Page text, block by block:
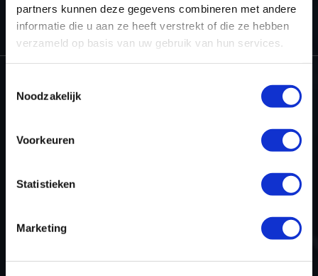
partners kunnen deze gegevens combineren met andere
informatie die u aan ze heeft verstrekt of die ze hebben
verzameld op basis van uw gebruik van hun services.
Noodzakelijk
Voorkeuren
Statistieken
Marketing
HOME WINOLS RESELLER
WINOLS – CHECKSUM POINTS AND
UPGRADES
WINOLS 50 CHECKSUM POINTS
info@dyno-Voor tool support,